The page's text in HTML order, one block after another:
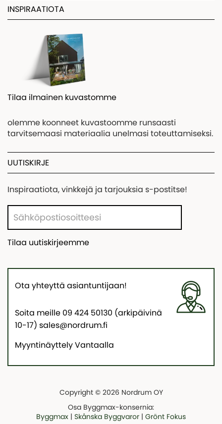
INSPIRAATIOTA
Tilaa ilmainen kuvastomme
olemme koonneet kuvastoomme runsaasti
tarvitsemaasi materiaalia unelmasi toteuttamiseksi.
UUTISKIRJE
Inspiraatiota, vinkkejä ja tarjouksia s-postitse!
Tilaa uutiskirjeemme
Ota yhteyttä asiantuntijaan!
Soita meille 09 424 50130 (arkipäivinä
10-17) sales@nordrum.fi
Myyntinäyttely Vantaalla
Copyright © 2026 Nordrum OY
Osa Byggmax-konsernia:
Byggmax | Skånska Byggvaror | Grönt Fokus